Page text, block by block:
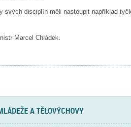
svých disciplín měli nastoupit například
Marcel Chládek.
A TĚLOVÝCHOVY